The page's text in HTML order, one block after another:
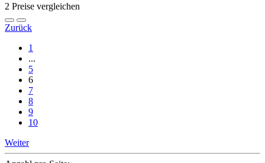
2 Preise vergleichen
Zurück
1
...
5
6
7
8
9
10
Weiter